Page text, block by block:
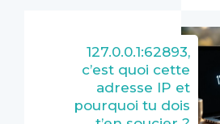
127.0.0.1:62893,
c’est quoi cette
adresse IP et
pourquoi tu dois